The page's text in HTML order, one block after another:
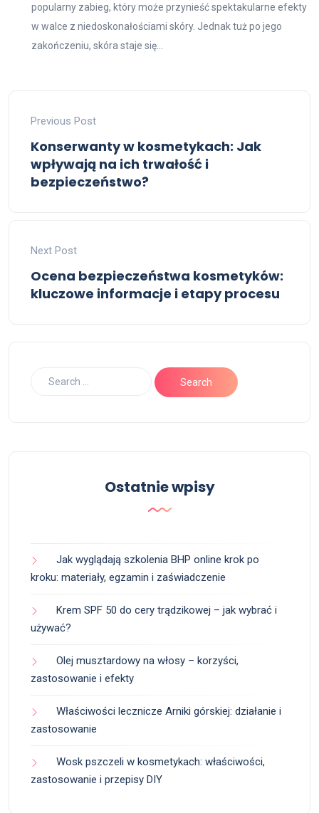
popularny zabieg, który może przynieść spektakularne efekty
w walce z niedoskonałościami skóry. Jednak tuż po jego
zakończeniu, skóra staje się...
Previous Post
Konserwanty w kosmetykach: Jak
wpływają na ich trwałość i
bezpieczeństwo?
Next Post
Ocena bezpieczeństwa kosmetyków:
kluczowe informacje i etapy procesu
Ostatnie wpisy
Jak wyglądają szkolenia BHP online krok po
kroku: materiały, egzamin i zaświadczenie
Krem SPF 50 do cery trądzikowej – jak wybrać i
używać?
Olej musztardowy na włosy – korzyści,
zastosowanie i efekty
Właściwości lecznicze Arniki górskiej: działanie i
zastosowanie
Wosk pszczeli w kosmetykach: właściwości,
zastosowanie i przepisy DIY